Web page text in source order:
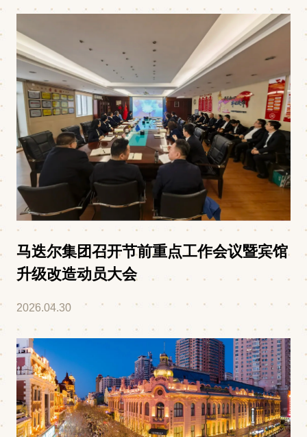
马迭尔集团召开节前重点工作会议暨宾馆
升级改造动员大会
2026.04.30